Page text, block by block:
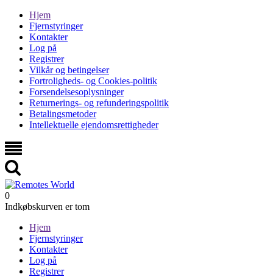
Hjem
Fjernstyringer
Kontakter
Log på
Registrer
Vilkår og betingelser
Fortroligheds- og Cookies-politik
Forsendelsesoplysninger
Returnerings- og refunderingspolitik
Betalingsmetoder
Intellektuelle ejendomsrettigheder
0
Indkøbskurven er tom
Hjem
Fjernstyringer
Kontakter
Log på
Registrer